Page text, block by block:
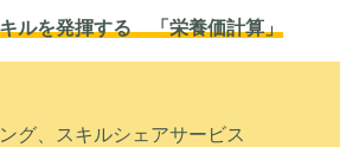
ルを発揮する 「栄養価計算」
グ、スキルシェアサービス